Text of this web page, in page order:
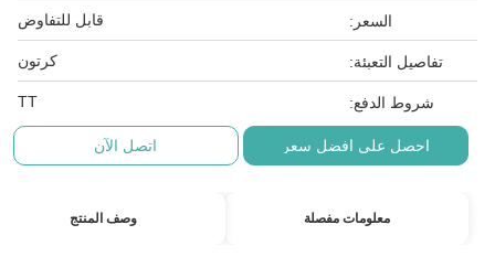
السعر: قابل للتفاوض
تفاصيل التعبئة: كرتون
شروط الدفع: TT
احصل على افضل سعر اتصل الآن
معلومات مفصلة وصف المنتج